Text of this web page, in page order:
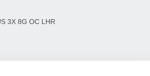
3X 8G OC LHR